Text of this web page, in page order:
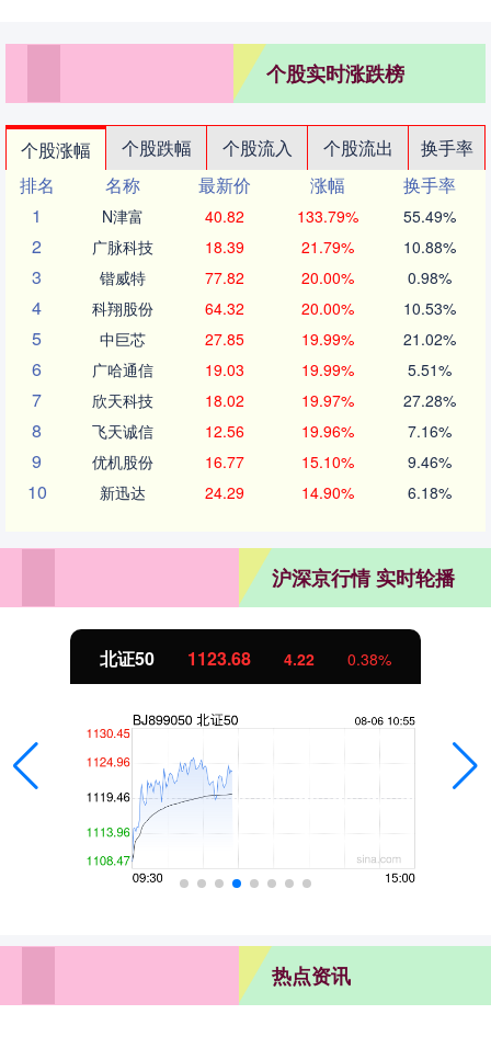
个股实时涨跌榜
个股涨幅 个股跌幅 个股流入 个股流出
换手率
排名
名称 最新价 涨幅
换手率
1
N津富 40.82 133.79% 55.49%
2 广脉科技 18.39 21.79% 10.88%
3 锴威特 77.82 20.00% 0.98%
4 科翔股份 64.32 20.00% 10.53%
5 中巨芯 27.85 19.99% 21.02%
6 广哈通信 19.03 19.99% 5.51%
7 欣天科技 18.02 19.97% 27.28%
8 飞天诚信 12.56 19.96% 7.16%
9 优机股份 16.77 15.10% 9.46%
10 新迅达 24.29 14.90% 6.18%
沪深京行情 实时轮播
北证50 1123.68 4.22 0.38%
热点资讯